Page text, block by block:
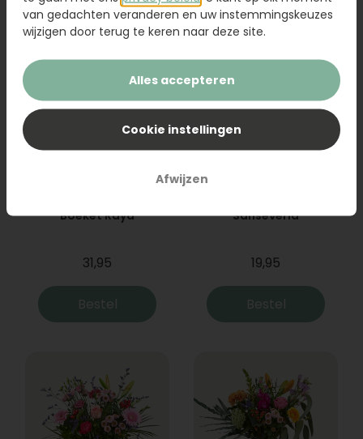
Boeket Raya
31,95
Bestel
Sanseveria
19,95
Bestel
van gedachten veranderen en uw instemmingskeuzes
wijzigen door terug te keren naar deze site.
Alles accepteren
Cookie instellingen
Afwijzen